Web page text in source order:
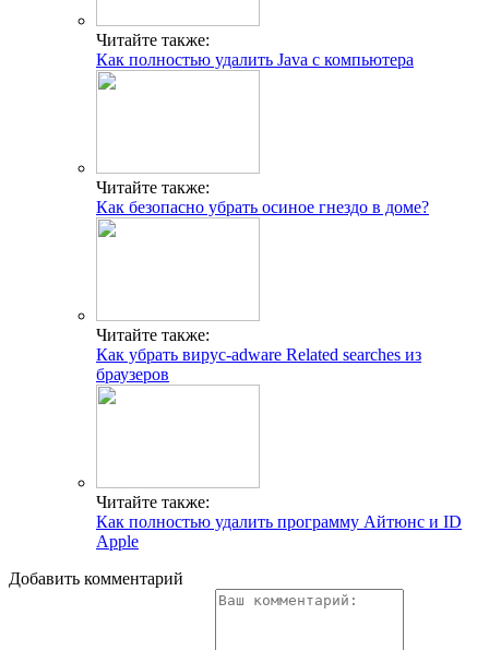
Читайте также:
Как полностью удалить Java с компьютера
Читайте также:
Как безопасно убрать осиное гнездо в доме?
Читайте также:
Как убрать вирус-adware Related searches из
браузеров
Читайте также:
Как полностью удалить программу Айтюнс и ID
Apple
Добавить комментарий